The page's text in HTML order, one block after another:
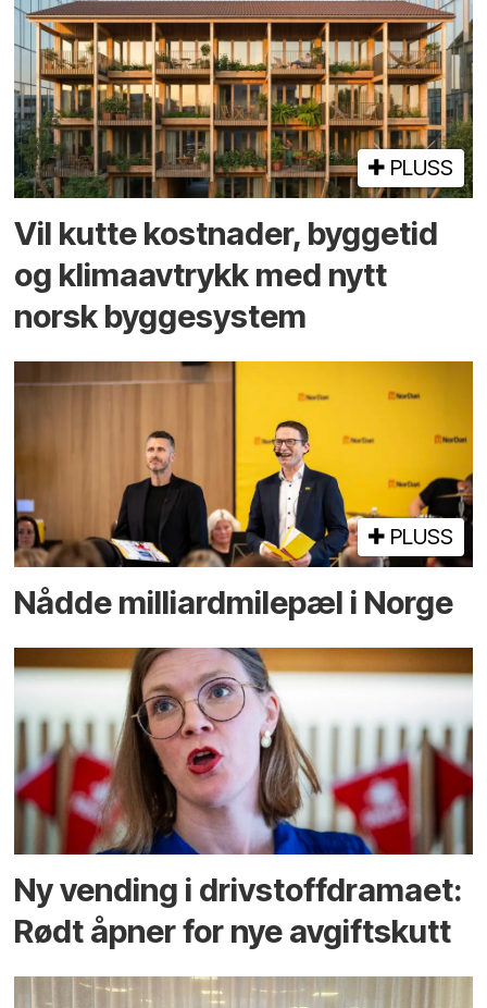
PLUSS
Vil kutte kostnader, byggetid
og klima­avtrykk med nytt
norsk bygge­system
PLUSS
Nådde milliard­­milepæl i Norge
Ny vending i drivstoffdramaet:
Rødt åpner for nye avgiftskutt